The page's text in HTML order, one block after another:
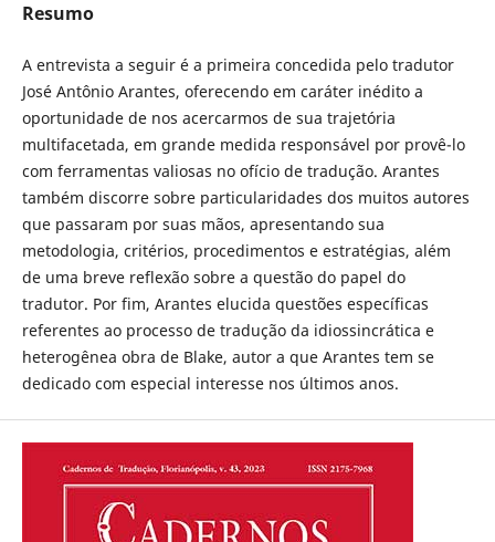
Resumo
A entrevista a seguir é a primeira concedida pelo tradutor
José Antônio Arantes, oferecendo em caráter inédito a
oportunidade de nos acercarmos de sua trajetória
multifacetada, em grande medida responsável por provê-lo
com ferramentas valiosas no ofício de tradução. Arantes
também discorre sobre particularidades dos muitos autores
que passaram por suas mãos, apresentando sua
metodologia, critérios, procedimentos e estratégias, além
de uma breve reflexão sobre a questão do papel do
tradutor. Por fim, Arantes elucida questões específicas
referentes ao processo de tradução da idiossincrática e
heterogênea obra de Blake, autor a que Arantes tem se
dedicado com especial interesse nos últimos anos.